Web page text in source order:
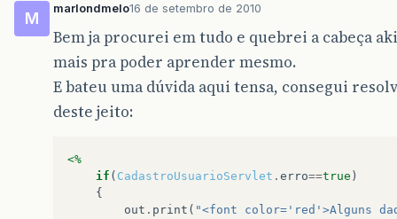
M
marlondmelo16 de setembro de 2010
Bem ja procurei em tudo e quebrei a cabeça
mais pra poder aprender mesmo.
E bateu uma dúvida aqui tensa, consegui
deste jeito:
<%
if ( CadastroUsuarioServlet . erro==true )
{
out . print ( "<font color='red'>Alguns